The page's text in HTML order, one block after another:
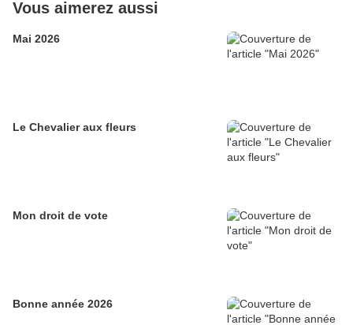
Vous aimerez aussi
Mai 2026
Le Chevalier aux fleurs
Mon droit de vote
Bonne année 2026